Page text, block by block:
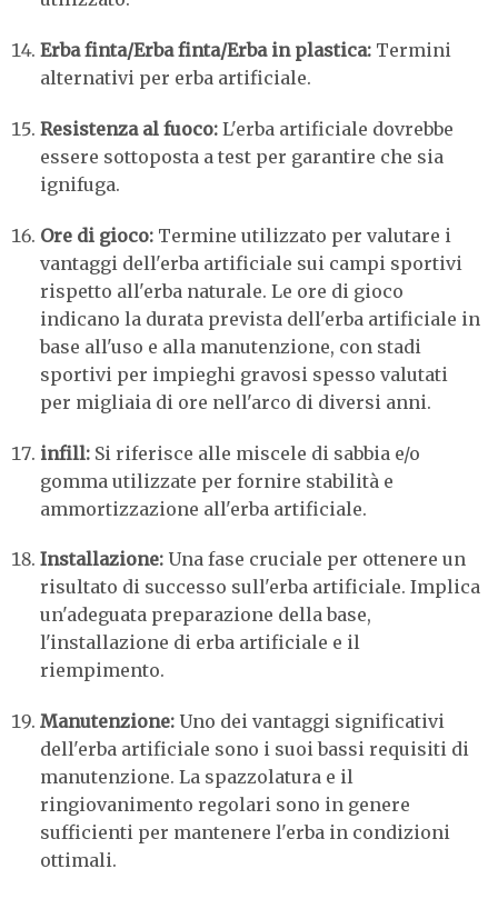
Erba finta/Erba finta/Erba in plastica:Termini
alternativi per erba artificiale.
Resistenza al fuoco:L'erba artificiale dovrebbe
essere sottoposta a test per garantire che sia
ignifuga.
Ore di gioco:Termine utilizzato per valutare i
vantaggi dell'erba artificiale sui campi sportivi
rispetto all'erba naturale. Le ore di gioco
indicano la durata prevista dell'erba artificiale in
base all'uso e alla manutenzione, con stadi
sportivi per impieghi gravosi spesso valutati
per migliaia di ore nell'arco di diversi anni.
infill:Si riferisce alle miscele di sabbia e/o
gomma utilizzate per fornire stabilità e
ammortizzazione all'erba artificiale.
Installazione:Una fase cruciale per ottenere un
risultato di successo sull'erba artificiale. Implica
un'adeguata preparazione della base,
l'installazione di erba artificiale e il
riempimento.
Manutenzione:Uno dei vantaggi significativi
dell'erba artificiale sono i suoi bassi requisiti di
manutenzione. La spazzolatura e il
ringiovanimento regolari sono in genere
sufficienti per mantenere l'erba in condizioni
ottimali.